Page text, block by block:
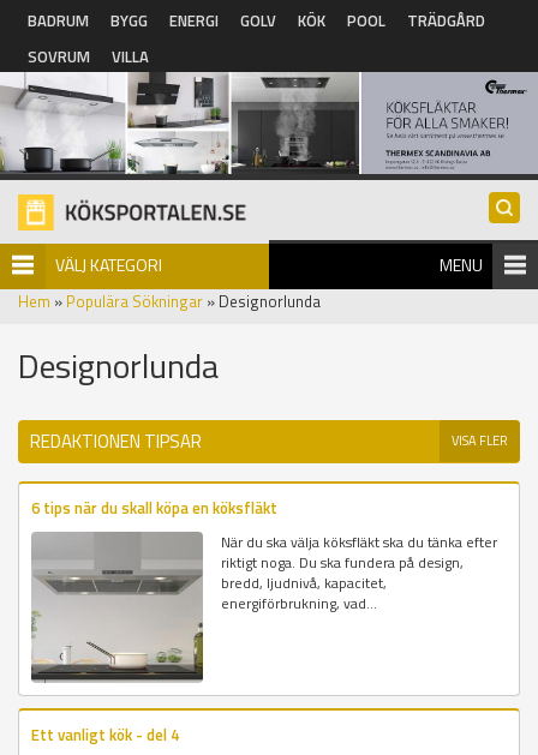
Hoppa till huvudinnehåll
BADRUM BYGG ENERGI GOLV KÖK POOL
TRÄDGÅRD
SOVRUM
VILLA
VÄLJ KATEGORI MENU
Hem » Populära Sökningar » Designorlunda
Designorlunda
REDAKTIONEN TIPSAR VISA FLER
6 tips när du skall köpa en köksfläkt
När du ska välja köksfläkt ska du tänka efter
riktigt noga. Du ska fundera på design,
bredd, ljudnivå, kapacitet,
energiförbrukning, vad...
Ett vanligt kök - del 4